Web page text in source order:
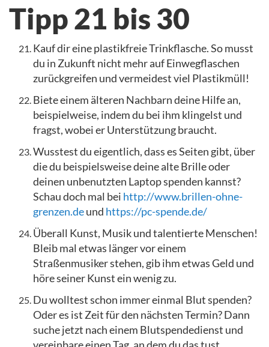
Tipp 21 bis 30
Kauf dir eine plastikfreie Trinkflasche. So musst
du in Zukunft nicht mehr auf Einwegflaschen
zurückgreifen und vermeidest viel Plastikmüll!
Biete einem älteren Nachbarn deine Hilfe an,
beispielweise, indem du bei ihm klingelst und
fragst, wobei er Unterstützung braucht.
Wusstest du eigentlich, dass es Seiten gibt, über
die du beispielsweise deine alte Brille oder
deinen unbenutzten Laptop spenden kannst?
Schau doch mal bei http://www.brillen-ohne-
grenzen.deund https://pc-spende.de/
Überall Kunst, Musik und talentierte Menschen!
Bleib mal etwas länger vor einem
Straßenmusiker stehen, gib ihm etwas Geld und
höre seiner Kunst ein wenig zu.
Du wolltest schon immer einmal Blut spenden?
Oder es ist Zeit für den nächsten Termin? Dann
suche jetzt nach einem Blutspendedienst und